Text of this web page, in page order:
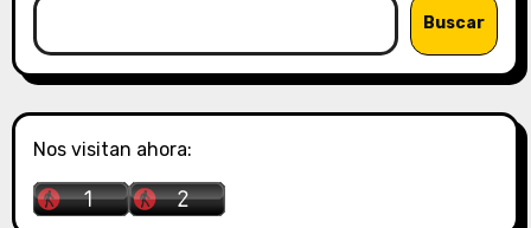
Buscar
Nos visitan ahora: